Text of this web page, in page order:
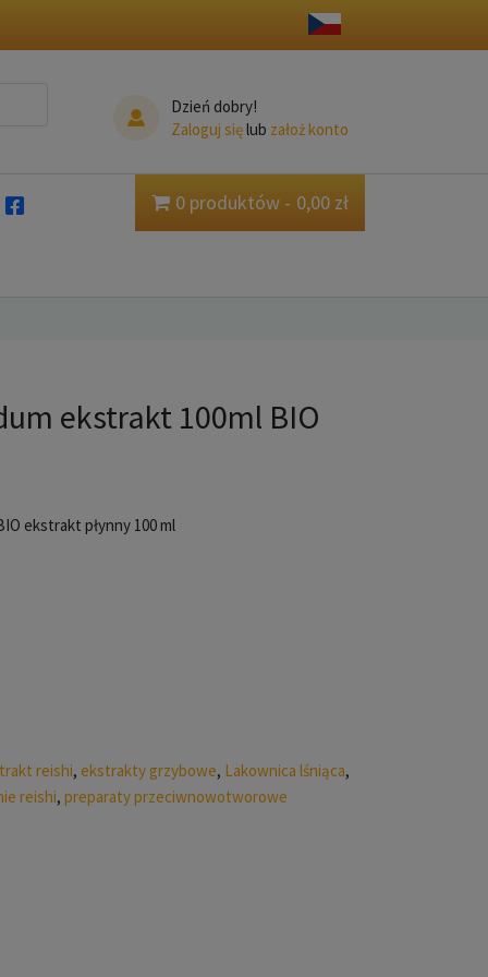
Dzień dobry!
Zaloguj sięlub założ konto
0 produktów 0,00 zł
ekstrakt 100ml BIO
ekstrakt płynny 100 ml
reishi, ekstrakty grzybowe, Lakownica lśniąca,
reishi,preparaty przeciwnowotworowe